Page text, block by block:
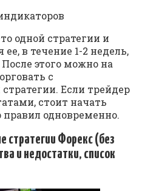
одной стратегии и
в течение 1-2 недель,
этого можно на
с
Если трейдер
стоит начать
правил одновременно.
стратегии Форекс (без
и недостатки, список